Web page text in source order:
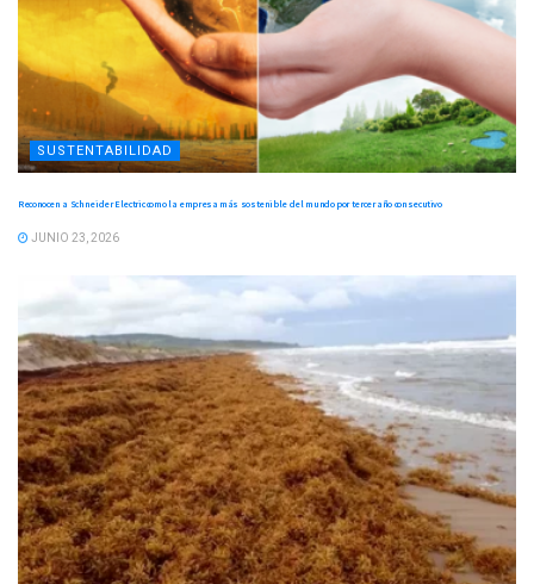
SUSTENTABILIDAD
Reconocen a Schneider Electric como la empresa más sostenible del mundo por tercer año consecutivo
JUNIO 23, 2026